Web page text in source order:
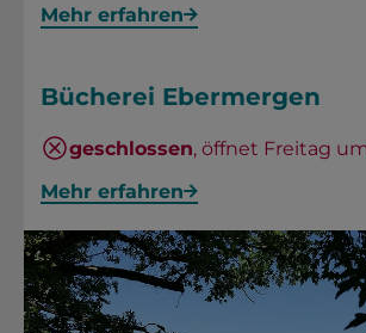
Mehr erfahren
Bücherei Ebermergen
geschlossen, öffnet Freitag
Mehr erfahren